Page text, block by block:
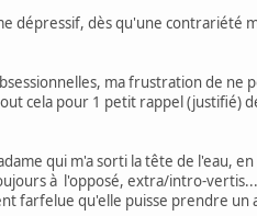
dépressif, dès qu'une contrariété
ma frustration de ne
cela pour 1 petit rappel (justifié)
qui m'a sorti la tête de l'eau,
à l'opposé, extra/intro-vertis...
farfelue qu'elle puisse prendre un